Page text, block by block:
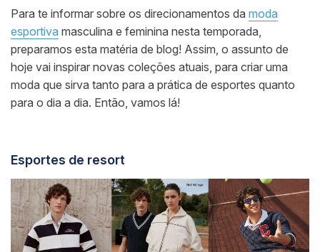
Para te informar sobre os direcionamentos da moda
esportiva masculina e feminina nesta temporada,
preparamos esta matéria de blog! Assim, o assunto de
hoje vai inspirar novas coleções atuais, para criar uma
moda que sirva tanto para a prática de esportes quanto
para o dia a dia. Então, vamos lá!
Esportes de resort